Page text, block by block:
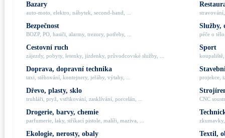
Bazary
auto-moto, elektro, nábytek, second-hand, ...
Bezpečnost
BOZP, PO, hasiči, alarmy, trezory, potřeby, ...
Cestovní ruch
zájezdy, pobyty, letenky, jízdenky, průvodcovské služby, ...
Doprava, dopravní technika
taxi, stěhování, kontejnery, jeřáby, výtahy, ...
Dřevo, plasty, sklo
truhláři, pryž, vstřikování, zasklívání, porcelán, ...
Drogerie, barvy, chemie
parfumerie, laky, stříkací pistole, malíři, maziva, ...
Ekologie, nerosty, obaly
Služby,
péče o
Sport
projekce,
CNC
Textil,